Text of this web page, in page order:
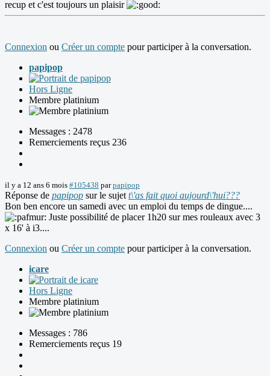
recup et c'est toujours un plaisir
Connexion ou Créer un compte pour participer à la conversation.
papipop
Hors Ligne
Membre platinium
Messages : 2478
Remerciements reçus 236
il y a 12 ans 6 mois #105438 parpapipop
Réponse de papipop sur le sujet t\'as fait quoi aujourd\'hui???
Bon ben encore un samedi avec un emploi du temps de dingue....
Juste possibilité de placer 1h20 sur mes rouleaux avec 3
x 16' à i3....
Connexion ou Créer un compte pour participer à la conversation.
icare
Hors Ligne
Membre platinium
Messages : 786
Remerciements reçus 19